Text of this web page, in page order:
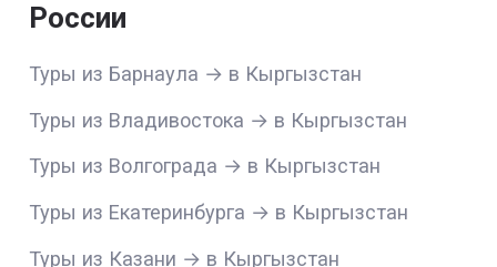
России
Туры из Барнаула → в Кыргызстан
Туры из Владивостока → в Кыргызстан
Туры из Волгограда → в Кыргызстан
Туры из Екатеринбурга → в Кыргызстан
Туры из Казани → в Кыргызстан